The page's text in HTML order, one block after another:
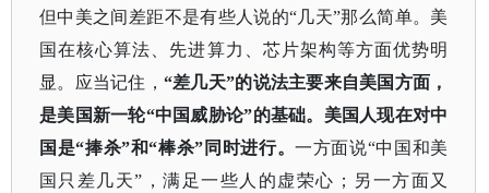
但中美之间差距不是有些人说的“几天”那么简单。美
国在核心算法、先进算力、芯片架构等方面优势明
显。应当记住， “差几天”的说法主要来自美国方面，
是美国新一轮“中国威胁论”的基础。美国人现在对中
国是“捧杀”和“棒杀”同时进行。一方面说“中国和美
国只差几天”，满足一些人的虚荣心；另一方面又